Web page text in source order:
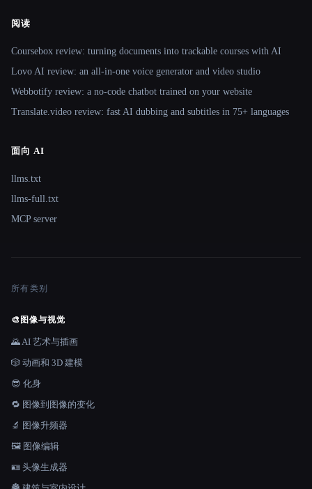
阅读
Coursebox review: turning documents into trackable courses with AI
Lovo AI review: an all-in-one voice generator and video studio
Webbotify review: a no-code chatbot trained on your website
Translate.video review: fast AI dubbing and subtitles in 75+ languages
面向 AI
llms.txt
llms-full.txt
MCP server
所有类别
🎨 图像与视觉
🌄 AI 艺术与插画
🎲 动画和 3D 建模
😎 化身
🔁 图像到图像的变化
🔬 图像升频器
🖼️ 图像编辑
🪪 头像生成器